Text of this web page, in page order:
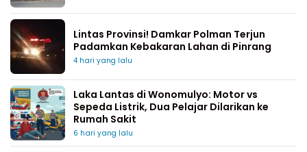
Lintas Provinsi! Damkar Polman Terjun
Padamkan Kebakaran Lahan di Pinrang
4 hari yang lalu
Laka Lantas di Wonomulyo: Motor vs
Sepeda Listrik, Dua Pelajar Dilarikan ke
Rumah Sakit
6 hari yang lalu